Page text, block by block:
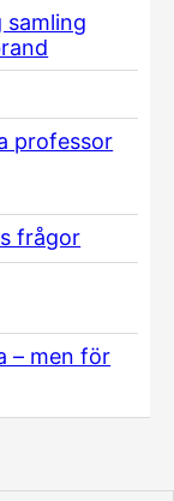
samling
professor
frågor
– men för